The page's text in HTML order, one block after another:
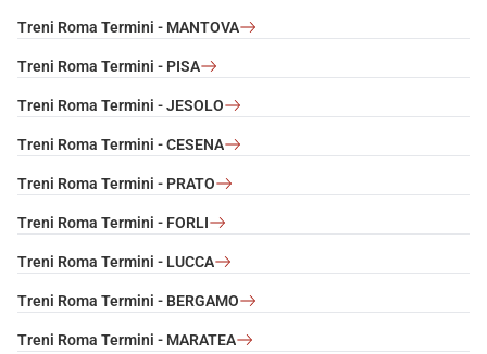
Treni Roma Termini - MANTOVA
Treni Roma Termini - PISA
Treni Roma Termini - JESOLO
Treni Roma Termini - CESENA
Treni Roma Termini - PRATO
Treni Roma Termini - FORLI
Treni Roma Termini - LUCCA
Treni Roma Termini - BERGAMO
Treni Roma Termini - MARATEA